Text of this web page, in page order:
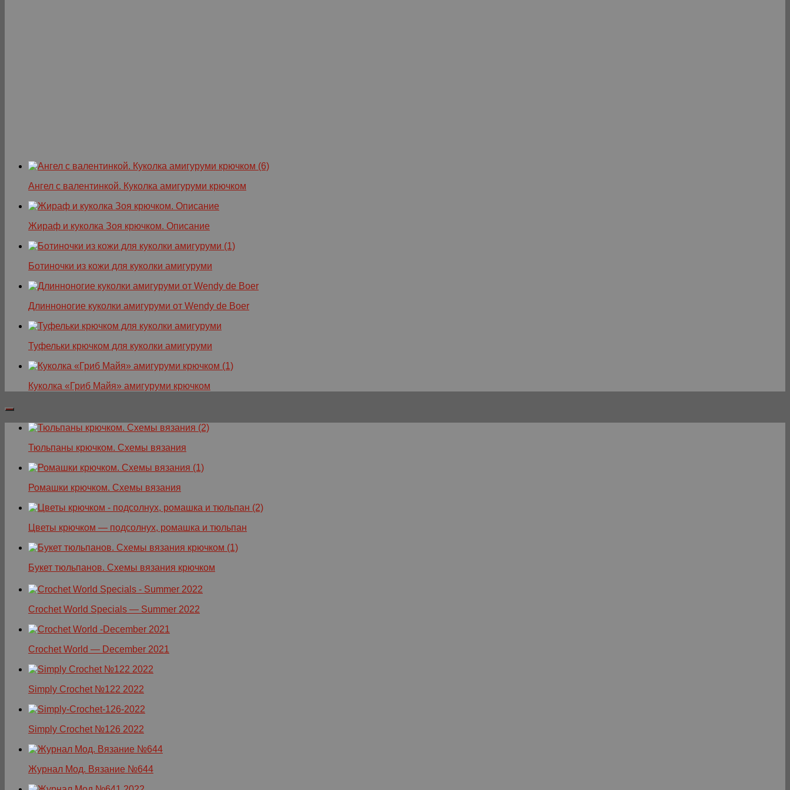
Ангел с валентинкой. Куколка амигуруми крючком
Жираф и куколка Зоя крючком. Описание
Ботиночки из кожи для куколки амигуруми
Длинноногие куколки амигуруми от Wendy de Boer
Туфельки крючком для куколки амигуруми
Куколка «Гриб Майя» амигуруми крючком
Тюльпаны крючком. Схемы вязания
Ромашки крючком. Схемы вязания
Цветы крючком — подсолнух, ромашка и тюльпан
Букет тюльпанов. Схемы вязания крючком
Crochet World Specials — Summer 2022
Crochet World — December 2021
Simply Crochet №122 2022
Simply Crochet №126 2022
Журнал Мод. Вязание №644